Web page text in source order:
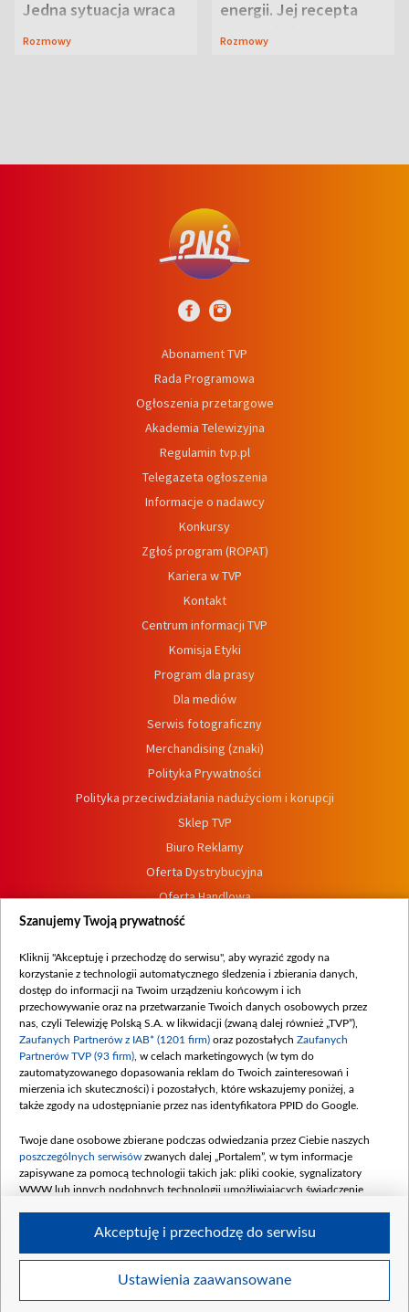
Jedna sytuacja wraca
jak bumerang
Rozmowy
energii. Jej recepta
jest zaskakująco
Rozmowy
Abonament TVP
Rada Programowa
Ogłoszenia przetargowe
Akademia Telewizyjna
Regulamin tvp.pl
Telegazeta ogłoszenia
Informacje o nadawcy
Konkursy
Zgłoś program (ROPAT)
Kariera w TVP
Kontakt
Centrum informacji TVP
Komisja Etyki
Program dla prasy
Dla mediów
Serwis fotograficzny
Merchandising (znaki)
Polityka Prywatności
Polityka przeciwdziałania nadużyciom i korupcji
Sklep TVP
Biuro Reklamy
Oferta Dystrybucyjna
Oferta Handlowa
Dostępność
Procedura zgłoszeń wewnętrznych
© 2026 Telewizja Polska S. A. w likwidacji
Szanujemy Twoją prywatność
Kliknij "Akceptuję i przechodzę do serwisu", aby wyrazić zgody na
korzystanie z technologii automatycznego śledzenia i zbierania danych,
dostęp do informacji na Twoim urządzeniu końcowym i ich
przechowywanie oraz na przetwarzanie Twoich danych osobowych przez
nas, czyli Telewizję Polską S.A. w likwidacji (zwaną dalej również „TVP”),
Zaufanych Partnerów z IAB* (1201 firm) oraz pozostałych Zaufanych
Partnerów TVP (93 firm) , w celach marketingowych (w tym do
zautomatyzowanego dopasowania reklam do Twoich zainteresowań i
mierzenia ich skuteczności) i pozostałych, które wskazujemy poniżej, a
także zgody na udostępnianie przez nas identyfikatora PPID do Google.
Twoje dane osobowe zbierane podczas odwiedzania przez Ciebie naszych
poszczególnych serwisów zwanych dalej „Portalem”, w tym informacje
zapisywane za pomocą technologii takich jak: pliki cookie, sygnalizatory
WWW lub innych podobnych technologii umożliwiających świadczenie
Twoje dane osobowe zbierane podczas odwiedzania przez Ciebie
Ustawienia zaawansowane
Akceptuję i przechodzę do serwisu